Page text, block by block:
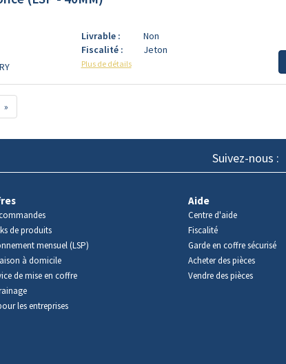
Livrable :
Non
Fiscalité :
Jeton
Plus de détails
»
Suivez-nous :
de produits
mensuel (LSP)
à domicile
de mise en coffre
les entreprises
Aide
Centre d'aide
Fiscalité
Garde en coffre sécurisé
Acheter des pièces
Vendre des pièces